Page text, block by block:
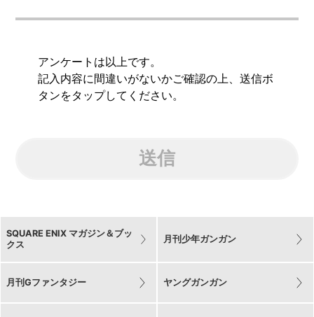
アンケートは以上です。
記入内容に間違いがないかご確認の上、送信ボ
タンをタップしてください。
送信
SQUARE ENIX マガジン＆ブッ
クス
月刊少年ガンガン
月刊Gファンタジー ヤングガンガン